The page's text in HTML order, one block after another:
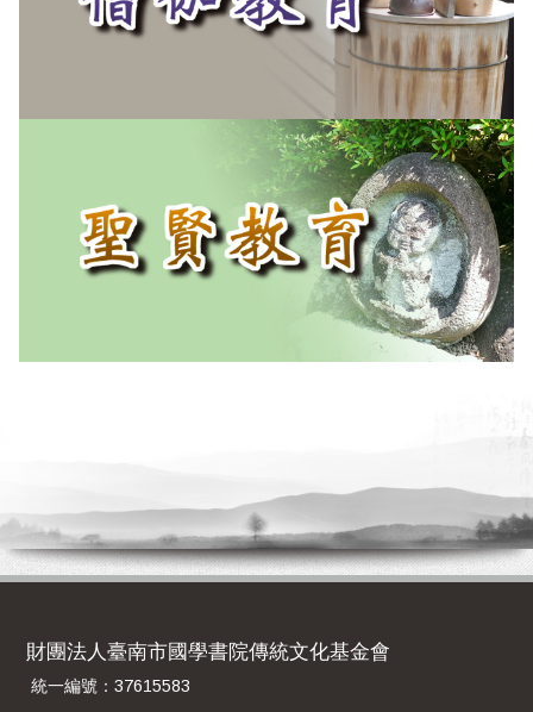
財團法人臺南市國學書院傳統文化基金會
統一編號：37615583